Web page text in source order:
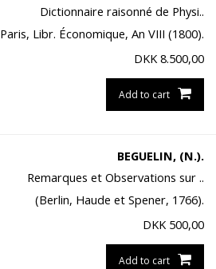
Dictionnaire raisonné de Physi..
Paris, Libr. Économique, An VIII (1800).
DKK 8.500,00
Add to cart
BEGUELIN, (N.).
Remarques et Observations sur ..
(Berlin, Haude et Spener, 1766).
DKK 500,00
Add to cart